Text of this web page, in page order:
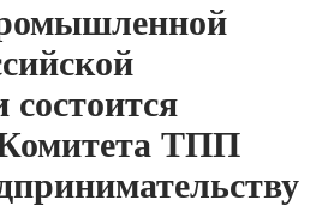
Комитета ТПП